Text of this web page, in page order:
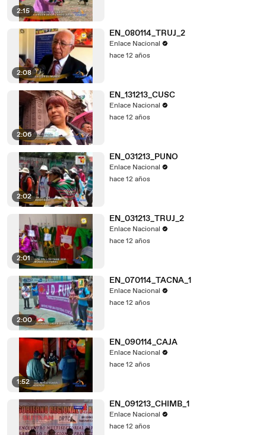
2:15
2:08
EN_080114_TRUJ_2
Enlace Nacional
hace 12 años
2:06
EN_131213_CUSC
Enlace Nacional
hace 12 años
2:02
EN_031213_PUNO
Enlace Nacional
hace 12 años
2:01
EN_031213_TRUJ_2
Enlace Nacional
hace 12 años
2:00
EN_070114_TACNA_1
Enlace Nacional
hace 12 años
1:52
EN_090114_CAJA
Enlace Nacional
hace 12 años
EN_091213_CHIMB_1
Enlace Nacional
hace 12 años